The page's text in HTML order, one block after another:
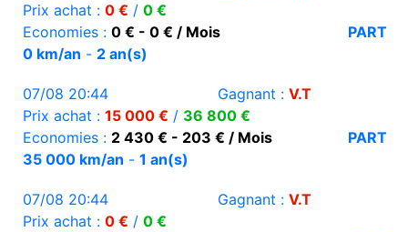
Prix achat : 0 € / 0 €
Economies : 0 € - 0 € / Mois
PART
0 km/an - 2 an(s)
07/08 20:44 Gagnant : V.T
Prix achat : 15 000 € / 36 800 €
Economies : 2 430 € - 203 € / Mois
PART
35 000 km/an - 1 an(s)
07/08 20:44 Gagnant : V.T
Prix achat : 0 € / 0 €